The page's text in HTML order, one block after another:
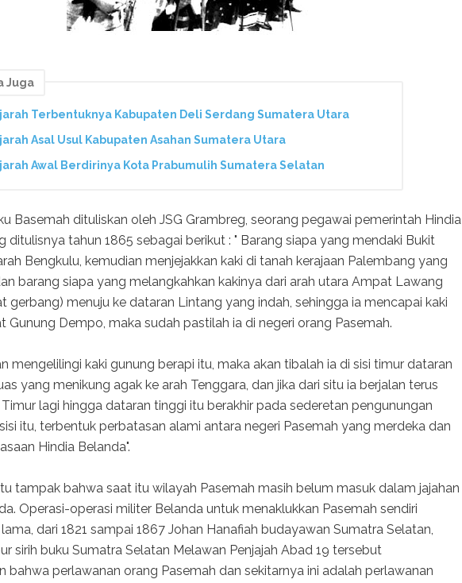
Juga
Terbentuknya Kabupaten Deli Serdang Sumatera Utara
Asal Usul Kabupaten Asahan Sumatera Utara
Awal Berdirinya Kota Prabumulih Sumatera Selatan
Basemah dituliskan oleh JSG Grambreg, seorang pegawai pemerintah Hindia
ditulisnya tahun 1865 sebagai berikut : " Barang siapa yang mendaki Bukit
Bengkulu, kemudian menjejakkan kaki di tanah kerajaan Palembang yang
barang siapa yang melangkahkan kakinya dari arah utara Ampat Lawang
gerbang) menuju ke dataran Lintang yang indah, sehingga ia mencapai kaki
Gunung Dempo, maka sudah pastilah ia di negeri orang Pasemah.
mengelilingi kaki gunung berapi itu, maka akan tibalah ia di sisi timur dataran
yang menikung agak ke arah Tenggara, dan jika dari situ ia berjalan terus
lagi hingga dataran tinggi itu berakhir pada sederetan pengunungan
itu, terbentuk perbatasan alami antara negeri Pasemah yang merdeka dan
Hindia Belanda".
tampak bahwa saat itu wilayah Pasemah masih belum masuk dalam jajahan
Operasi-operasi militer Belanda untuk menaklukkan Pasemah sendiri
dari 1821 sampai 1867 Johan Hanafiah budayawan Sumatra Selatan,
sirih buku Sumatra Selatan Melawan Penjajah Abad 19 tersebut
bahwa perlawanan orang Pasemah dan sekitarnya ini adalah perlawanan